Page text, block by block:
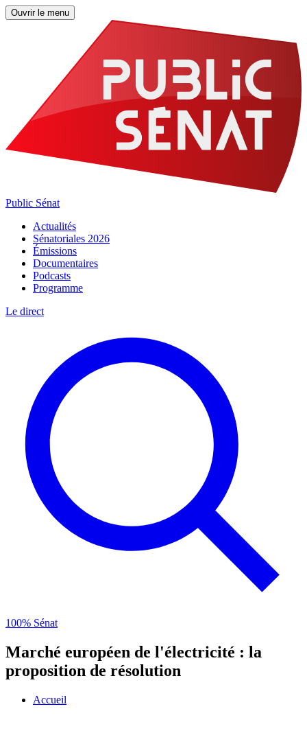
Ouvrir le menu
Public Sénat
Actualités
Sénatoriales 2026
Émissions
Documentaires
Podcasts
Programme
Le direct
100% Sénat
Marché européen de l'électricité : la
proposition de résolution
Accueil